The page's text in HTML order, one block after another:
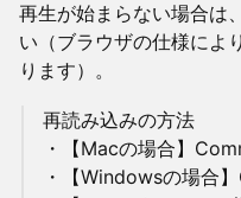
再生が始まらない場合は
い（ブラウザの仕様によ
ります）。
再読み込みの方法
・【Macの場合】
・【Windowsの場合